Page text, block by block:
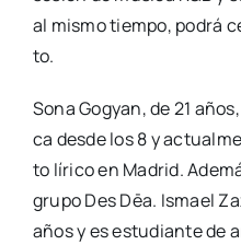
al mis­mo tiem­po, podrá
to.
Sona Gog­yan, de 21
ca des­de los 8 y
to líri­co en Madrid.
gru­po Des Dēa. Ismael
años y es estu­dian­te de